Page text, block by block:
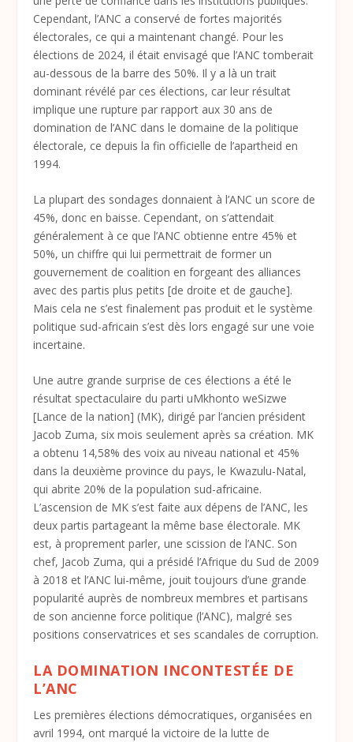
Cependant, l’ANC a conservé de fortes majorités
électorales, ce qui a maintenant changé. Pour les
élections de 2024, il était envisagé que l’ANC tomberait
au-dessous de la barre des 50%. Il y a là un trait
dominant révélé par ces élections, car leur résultat
implique une rupture par rapport aux 30 ans de
domination de l’ANC dans le domaine de la politique
électorale, ce depuis la fin officielle de l’apartheid en
1994.
La plupart des sondages donnaient à l’ANC un score de
45%, donc en baisse. Cependant, on s’attendait
généralement à ce que l’ANC obtienne entre 45% et
50%, un chiffre qui lui permettrait de former un
gouvernement de coalition en forgeant des alliances
avec des partis plus petits [de droite et de gauche].
Mais cela ne s’est finalement pas produit et le système
politique sud-africain s’est dès lors engagé sur une voie
incertaine.
Une autre grande surprise de ces élections a été le
résultat spectaculaire du parti uMkhonto weSizwe
[Lance de la nation] (MK), dirigé par l’ancien président
Jacob Zuma, six mois seulement après sa création. MK
a obtenu 14,58% des voix au niveau national et 45%
dans la deuxième province du pays, le Kwazulu-Natal,
qui abrite 20% de la population sud-africaine.
L’ascension de MK s’est faite aux dépens de l’ANC, les
deux partis partageant la même base électorale. MK
est, à proprement parler, une scission de l’ANC. Son
chef, Jacob Zuma, qui a présidé l’Afrique du Sud de 2009
à 2018 et l’ANC lui-même, jouit toujours d’une grande
popularité auprès de nombreux membres et partisans
de son ancienne force politique (l’ANC), malgré ses
positions conservatrices et ses scandales de corruption.
LA DOMINATION INCONTESTÉE DE
L’ANC
Les premières élections démocratiques, organisées en
avril 1994, ont marqué la victoire de la lutte de